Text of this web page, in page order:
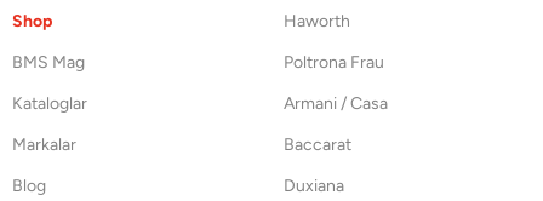
Shop
BMS Mag
Kataloglar
Markalar
Blog
Haworth
Poltrona Frau
Armani / Casa
Baccarat
Duxiana